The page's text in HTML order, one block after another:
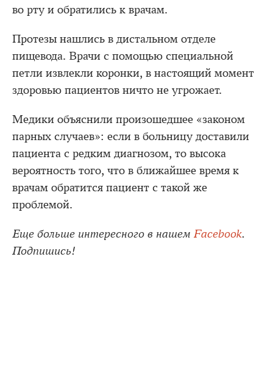
во рту и обратились к врачам.
Протезы нашлись в дистальном отделе
пищевода. Врачи с помощью специальной
петли извлекли коронки, в настоящий момент
здоровью пациентов ничто не угрожает.
Медики объяснили произошедшее «законом
парных случаев»: если в больницу доставили
пациента с редким диагнозом, то высока
вероятность того, что в ближайшее время к
врачам обратится пациент с такой же
проблемой.
Еще больше интересного в нашем Facebook.
Подпишись!